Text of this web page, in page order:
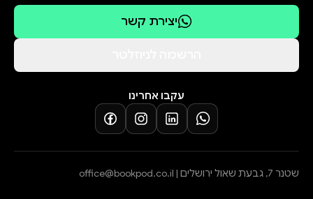
יצירת קשר
עקבו אחרינו
שטנר 7, גבעת שאול ירושלים | office@bookpod.co.il